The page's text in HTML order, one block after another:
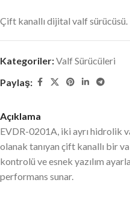
Çift kanallı dijital valf sürücüsü.
Kategoriler:Valf Sürücüleri
Paylaş:
Açıklama
EVDR-0201A, iki ayrı hidrolik
olanak tanıyan çift kanallı bir
kontrolü ve esnek yazılım
performans sunar.